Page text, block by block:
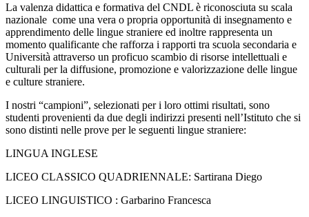
La valenza didattica e formativa del CNDL è riconosciuta su scala
nazionale come una vera o propria opportunità di insegnamento e
apprendimento delle lingue straniere ed inoltre rappresenta un
momento qualificante che rafforza i rapporti tra scuola secondaria e
Università attraverso un proficuo scambio di risorse intellettuali e
culturali per la diffusione, promozione e valorizzazione delle lingue
e culture straniere.
I nostri “campioni”, selezionati per i loro ottimi risultati, sono
studenti provenienti da due degli indirizzi presenti nell’Istituto che si
sono distinti nelle prove per le seguenti lingue straniere:
LINGUA INGLESE
LICEO CLASSICO QUADRIENNALE: Sartirana Diego
LICEO LINGUISTICO : Garbarino Francesca